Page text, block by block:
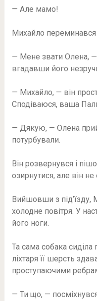
— Але мамо!
Михайло переминався
— Мене звати Олена,
вгадавши його
— Михайло, — він
Сподіваюся, ваша
— Дякую, — Олена
потурбували.
Він розвернувся і
озирнутися, але він не
Вийшовши з під’їзду,
холодне повітря. У
його ноги.
Та сама собака сиділа
ліхтаря її шерсть
проступаючими
— Ти що, —